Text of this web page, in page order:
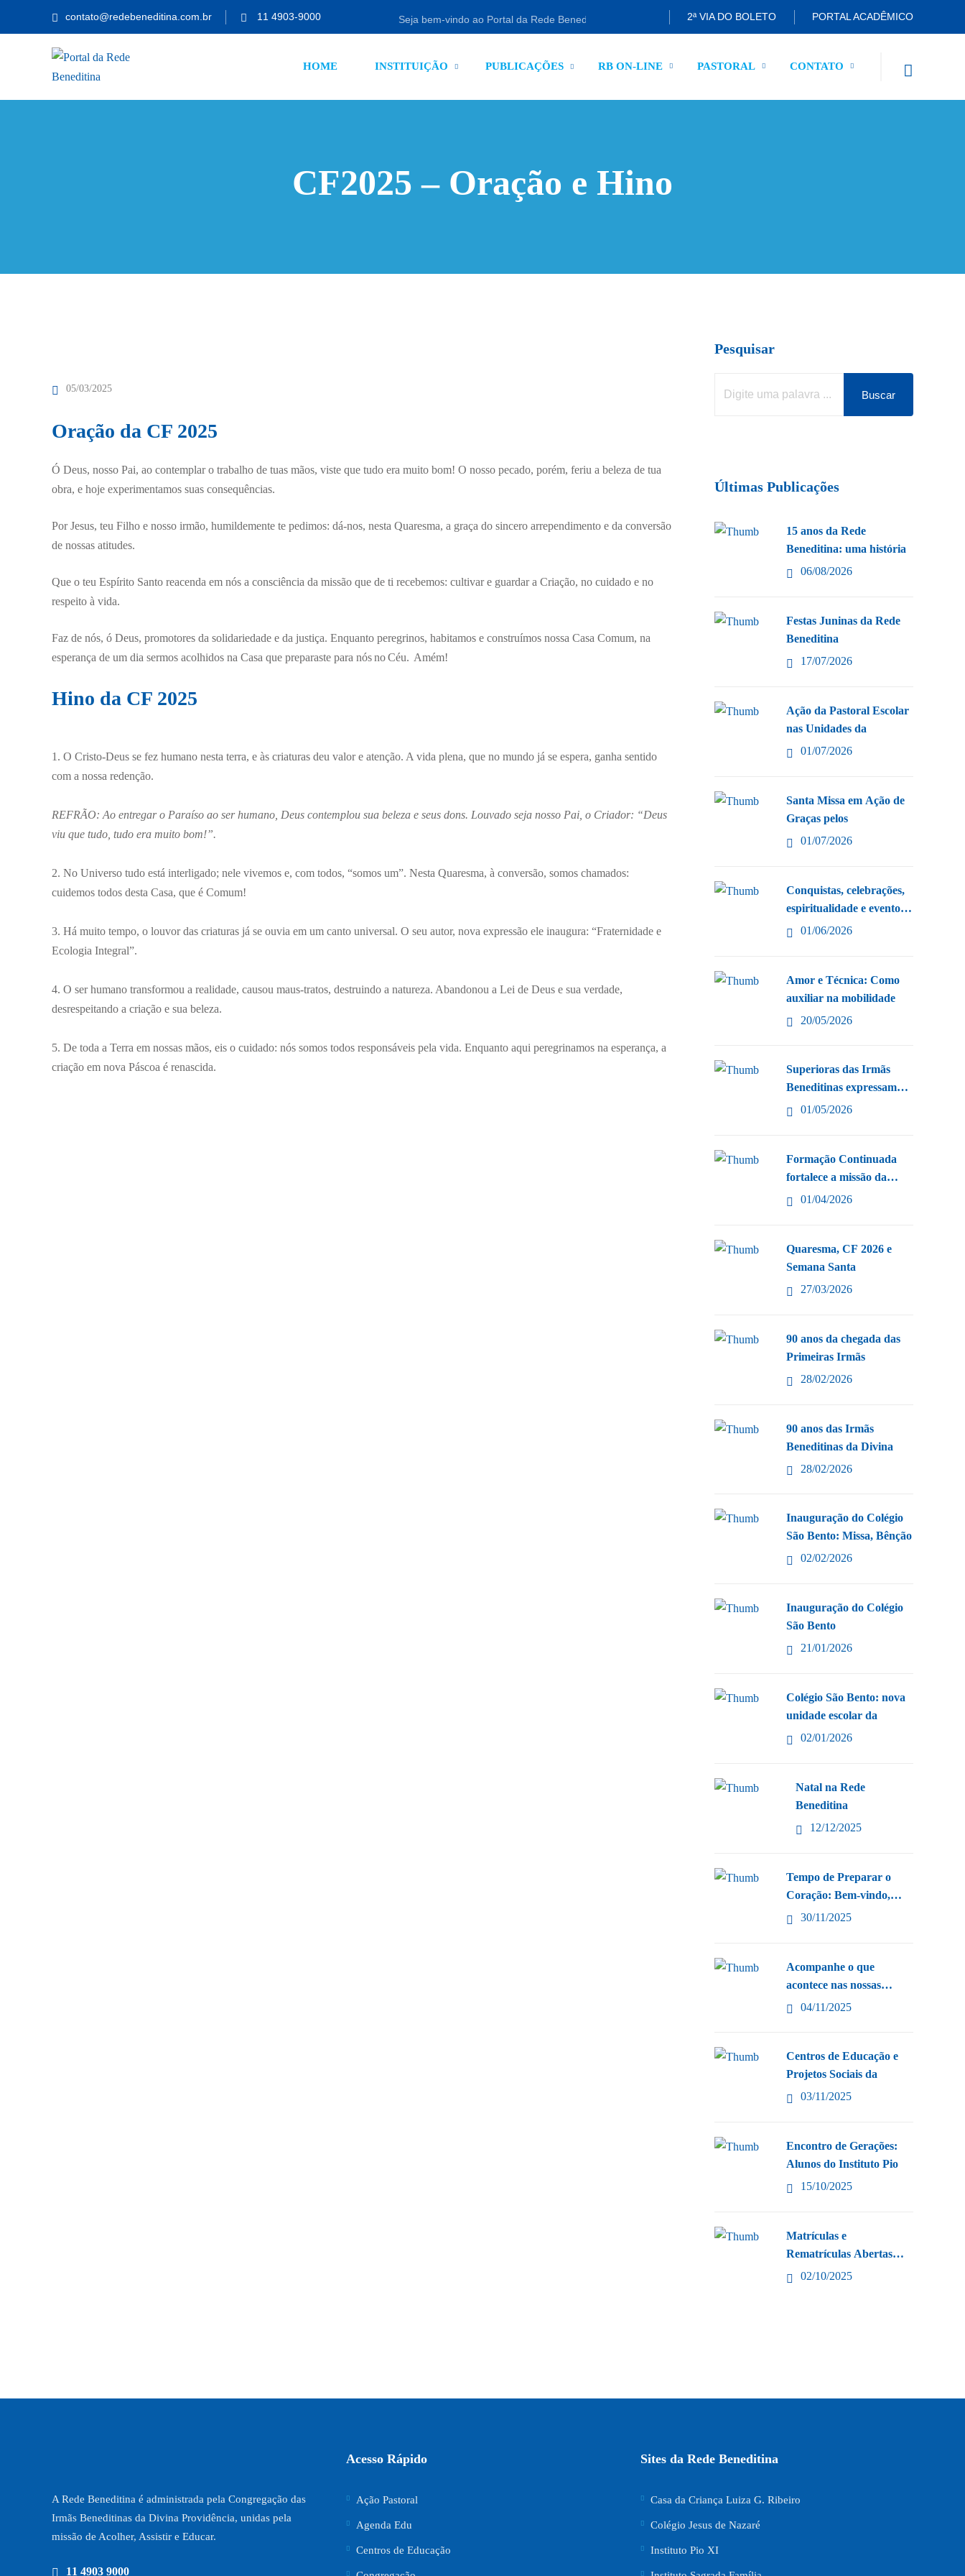
contato@redebeneditina.com.br 11 4903-9000 Seja bem-vindo ao Portal da Rede Beneditina 2ª VIA DO BOLETO PORTAL ACADÊMICO
HOME INSTITUIÇÃO PUBLICAÇÕES RB ON-LINE PASTORAL CONTATO
CF2025 – Oração e Hino
05/03/2025
Oração da CF 2025
Ó Deus, nosso Pai, ao contemplar o trabalho de tuas mãos, viste que tudo era muito bom! O nosso pecado, porém, feriu a beleza de tua
obra, e hoje experimentamos suas consequências.
Por Jesus, teu Filho e nosso irmão, humildemente te pedimos: dá-nos, nesta Quaresma, a graça do sincero arrependimento e da conversão
de nossas atitudes.
Que o teu Espírito Santo reacenda em nós a consciência da missão que de ti recebemos: cultivar e guardar a Criação, no cuidado e no
respeito à vida.
Faz de nós, ó Deus, promotores da solidariedade e da justiça. Enquanto peregrinos, habitamos e construímos nossa Casa Comum, na
esperança de um dia sermos acolhidos na Casa que preparaste para nós no Céu. Amém!
Hino da CF 2025
1. O Cristo-Deus se fez humano nesta terra, e às criaturas deu valor e atenção. A vida plena, que no mundo já se espera, ganha sentido
com a nossa redenção.
REFRÃO: Ao entregar o Paraíso ao ser humano, Deus contemplou sua beleza e seus dons. Louvado seja nosso Pai, o Criador: “Deus
viu que tudo, tudo era muito bom!”.
2. No Universo tudo está interligado; nele vivemos e, com todos, “somos um”. Nesta Quaresma, à conversão, somos chamados:
cuidemos todos desta Casa, que é Comum!
3. Há muito tempo, o louvor das criaturas já se ouvia em um canto universal. O seu autor, nova expressão ele inaugura: “Fraternidade e
Ecologia Integral”.
4. O ser humano transformou a realidade, causou maus-tratos, destruindo a natureza. Abandonou a Lei de Deus e sua verdade,
desrespeitando a criação e sua beleza.
5. De toda a Terra em nossas mãos, eis o cuidado: nós somos todos responsáveis pela vida. Enquanto aqui peregrinamos na esperança, a
criação em nova Páscoa é renascida.
Pesquisar
Buscar
Últimas Publicações
15 anos da Rede
Beneditina: uma história
06/08/2026
Festas Juninas da Rede
Beneditina
17/07/2026
Ação da Pastoral Escolar
nas Unidades da
01/07/2026
Santa Missa em Ação de
Graças pelos
01/07/2026
Conquistas, celebrações,
espiritualidade e eventos
nas unidades
01/06/2026
Amor e Técnica: Como
auxiliar na mobilidade
20/05/2026
Superioras das Irmãs
Beneditinas expressam
apoio e
01/05/2026
Formação Continuada
fortalece a missão da
Rede01/04/2026
Quaresma, CF 2026 e
Semana Santa
27/03/2026
90 anos da chegada das
Primeiras Irmãs
28/02/2026
90 anos das Irmãs
Beneditinas da Divina
28/02/2026
Inauguração do Colégio
São Bento: Missa, Bênção
02/02/2026
Inauguração do Colégio
São Bento
21/01/2026
Colégio São Bento: nova
unidade escolar da
02/01/2026
Natal na Rede
Beneditina
12/12/2025
Tempo de Preparar o
Coração: Bem-vindo,
Advento!
30/11/2025
Acompanhe o que
acontece nas nossas
escolas!
04/11/2025
Centros de Educação e
Projetos Sociais da
03/11/2025
Encontro de Gerações:
Alunos do Instituto Pio
15/10/2025
Matrículas e
Rematrículas Abertas
202602/10/2025
A Rede Beneditina é administrada pela Congregação das
Irmãs Beneditinas da Divina Providência, unidas pela
missão de Acolher, Assistir e Educar.
11 4903 9000
Acesso Rápido
Ação Pastoral
Agenda Edu
Centros de Educação
Sites da Rede Beneditina
Casa da Criança Luiza G. Ribeiro
Colégio Jesus de Nazaré
Instituto Pio XI